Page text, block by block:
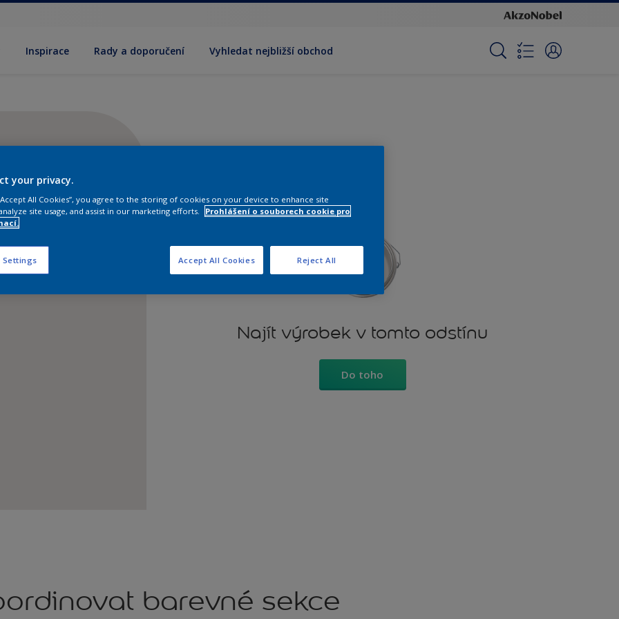
Inspirace Rady a doporučení Vyhledat nejbližší obchod
Najít výrobek v tomto odstínu
Do toho
barevné sekce
your privacy.
All Cookies”, you agree to the storing of cookies on your device to enhance site
site usage, and assist in our marketing efforts.
Prohlášení o souborech cookie pro
Settings Reject All
Accept All Cookies